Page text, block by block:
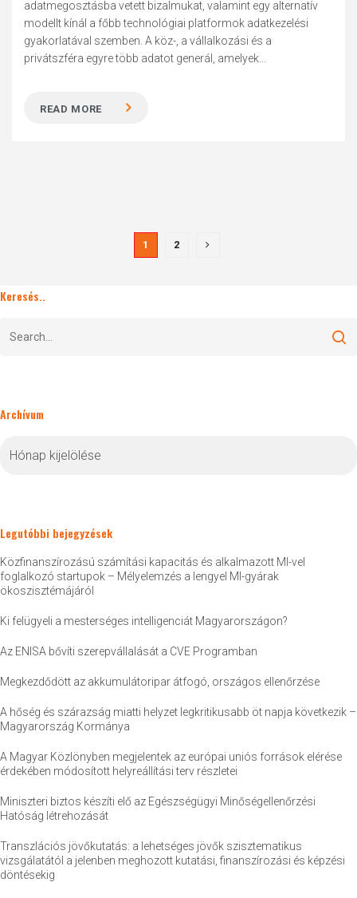
adatmegosztásba vetett bizalmukat, valamint egy alternatív
modellt kínál a főbb technológiai platformok adatkezelési
gyakorlatával szemben. A köz-, a vállalkozási és a
privátszféra egyre több adatot generál, amelyek...
READ MORE
1 2
Keresés..
Archívum
Legutóbbi bejegyzések
Közfinanszírozású számítási kapacitás és alkalmazott MI-vel
foglalkozó startupok – Mélyelemzés a lengyel MI-gyárak
ökoszisztémájáról
Ki felügyeli a mesterséges intelligenciát Magyarországon?
Az ENISA bővíti szerepvállalását a CVE Programban
Megkezdődött az akkumulátoripar átfogó, országos ellenőrzése
A hőség és szárazság miatti helyzet legkritikusabb öt napja következik –
Magyarország Kormánya
A Magyar Közlönyben megjelentek az európai uniós források elérése
érdekében módosított helyreállítási terv részletei
Miniszteri biztos készíti elő az Egészségügyi Minőségellenőrzési
Hatóság létrehozását
Transzlációs jövőkutatás: a lehetséges jövők szisztematikus
vizsgálatától a jelenben meghozott kutatási, finanszírozási és képzési
döntésekig